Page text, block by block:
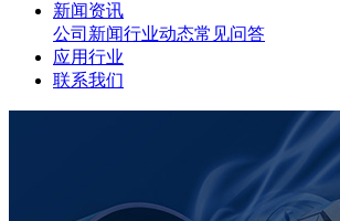
新闻资讯
公司新闻行业动态常见问答
应用行业
联系我们